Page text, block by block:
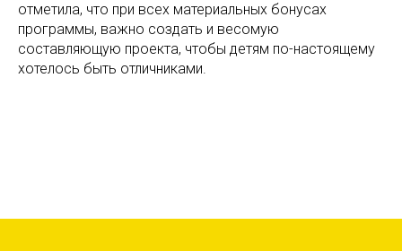
отметила, что при всех материальных бонусах
программы, важно создать и весомую
составляющую проекта, чтобы детям по-настоящему
хотелось быть отличниками.